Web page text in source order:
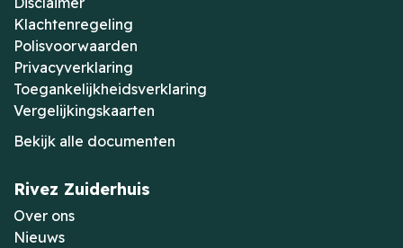
Klachtenregeling
Polisvoorwaarden
Privacyverklaring
Toegankelijkheidsverklaring
Vergelijkingskaarten
Bekijk alle documenten
Rivez Zuiderhuis
Over ons
Nieuws